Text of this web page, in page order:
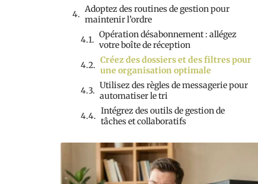
Adoptez des routines de gestion pour
maintenir l’ordre
Opération désabonnement : allégez
votre boîte de réception
Créez des dossiers et des filtres pour
une organisation optimale
Utilisez des règles de messagerie pour
automatiser le tri
Intégrez des outils de gestion de
tâches et collaboratifs